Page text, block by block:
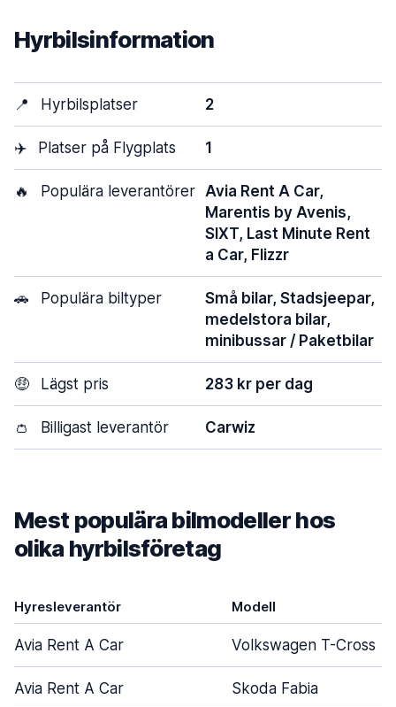
Hyrbilsinformation
📍 Hyrbilsplatser 2
✈️ Platser på Flygplats 1
🔥 Populära leverantörer Avia Rent A Car,
Marentis by Avenis,
SIXT, Last Minute Rent
a Car, Flizzr
🚗 Populära biltyper
Små bilar, Stadsjeepar,
medelstora bilar,
minibussar / Paketbilar
🤑 Lägst pris 283 kr per dag
👛 Billigast leverantör Carwiz
Mest populära bilmodeller hos
olika hyrbilsföretag
Hyresleverantör Modell
Avia Rent A Car Volkswagen T-Cross
Avia Rent A Car Skoda Fabia